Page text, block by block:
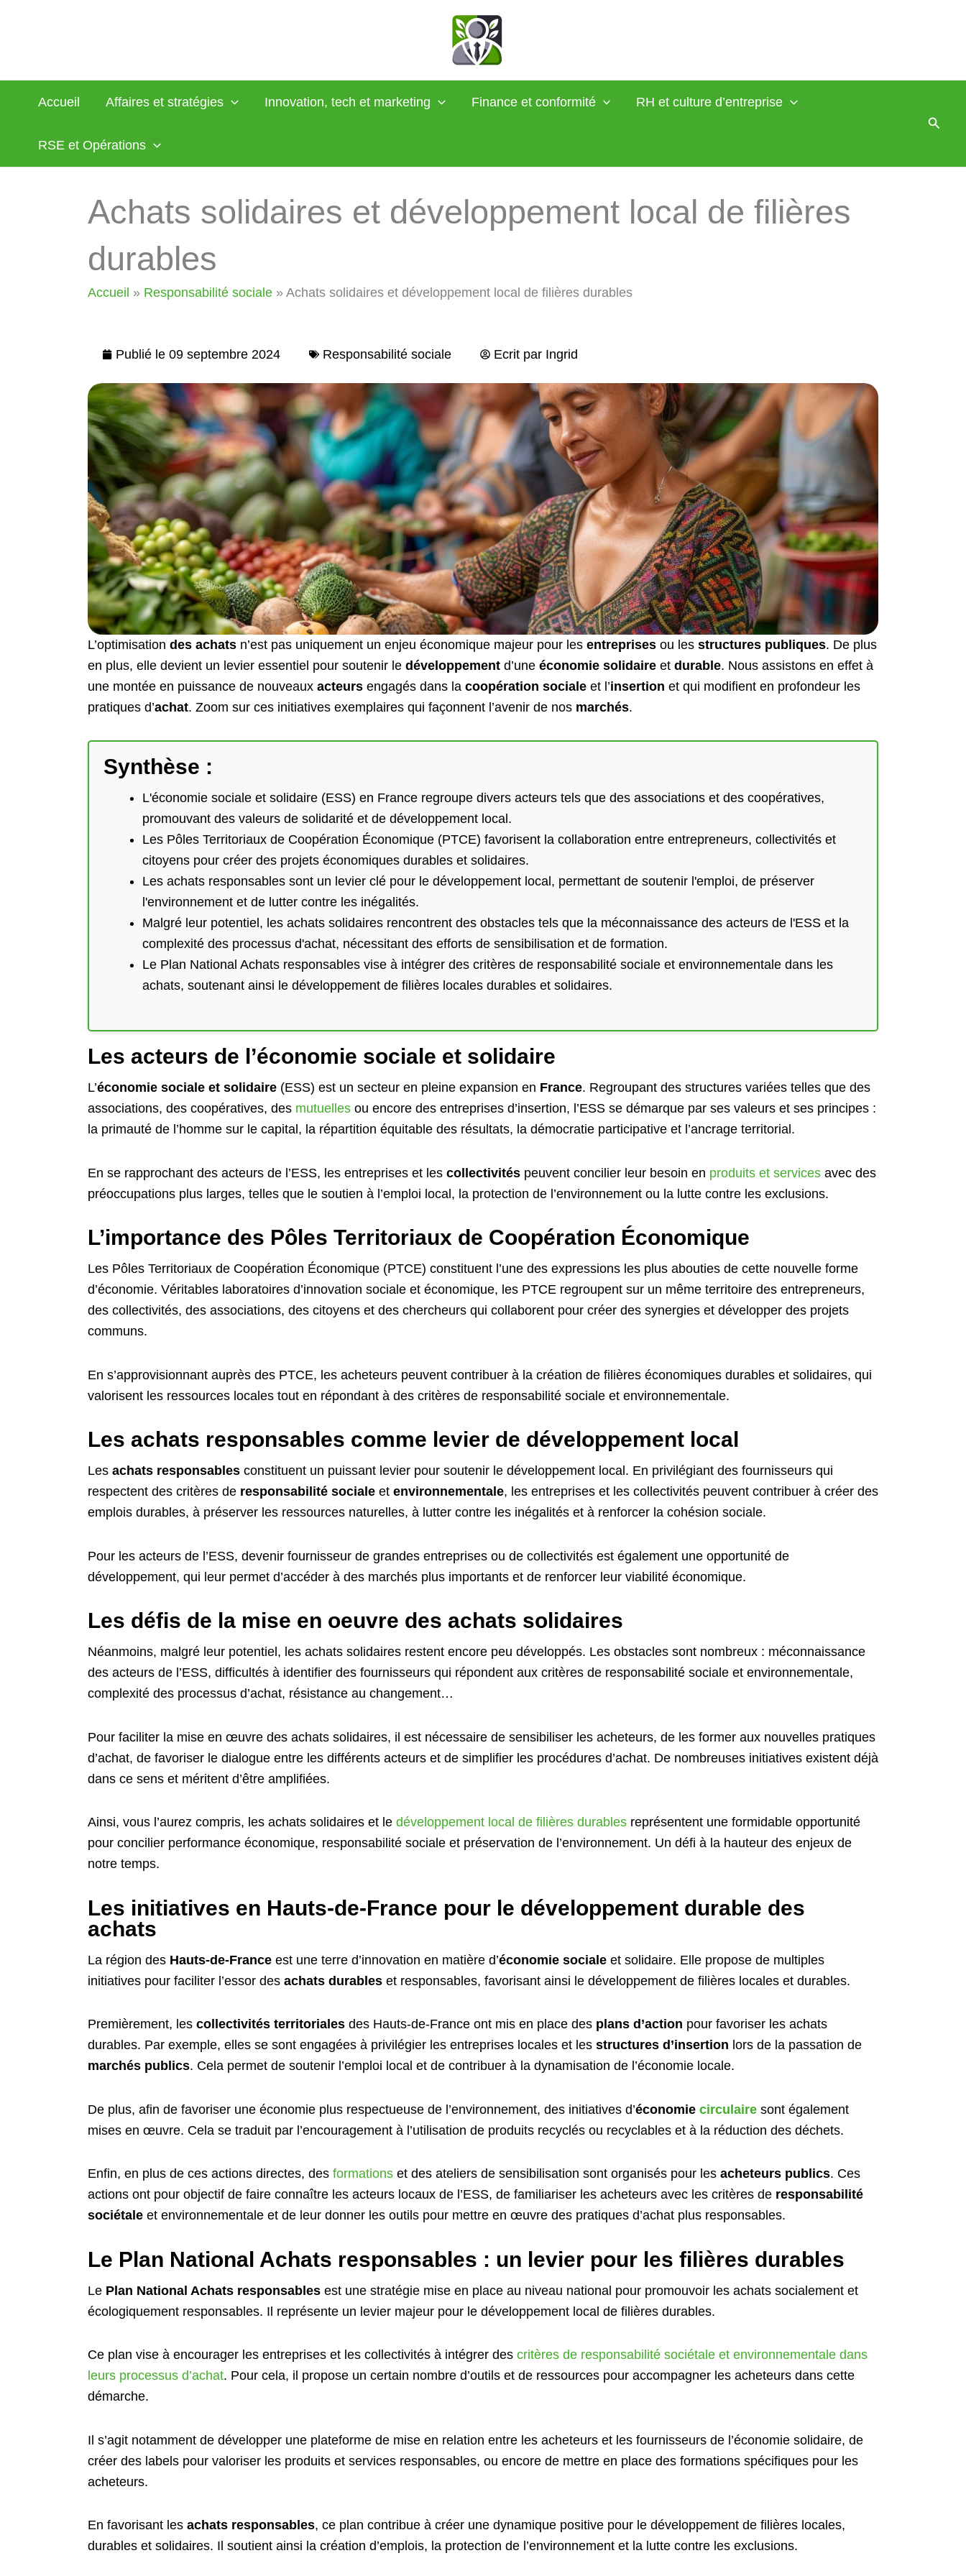
Accueil Affaires et stratégies Innovation, tech et marketing Finance et conformité RH et culture d’entreprise
RSE et Opérations
Achats solidaires et développement local de filières
durables
Accueil » Responsabilité sociale » Achats solidaires et développement local de filières durables
Publié le 09 septembre 2024 Responsabilité sociale Ecrit par Ingrid
L’optimisation des achats n’est pas uniquement un enjeu économique majeur pour les entreprises ou les structures publiques. De plus
en plus, elle devient un levier essentiel pour soutenir le développement d’une économie solidaire et durable. Nous assistons en effet à
une montée en puissance de nouveaux acteurs engagés dans la coopération sociale et l’insertion et qui modifient en profondeur les
pratiques d’achat. Zoom sur ces initiatives exemplaires qui façonnent l’avenir de nos marchés.
Synthèse :
L'économie sociale et solidaire (ESS) en France regroupe divers acteurs tels que des associations et des coopératives,
promouvant des valeurs de solidarité et de développement local.
Les Pôles Territoriaux de Coopération Économique (PTCE) favorisent la collaboration entre entrepreneurs, collectivités et
citoyens pour créer des projets économiques durables et solidaires.
Les achats responsables sont un levier clé pour le développement local, permettant de soutenir l'emploi, de préserver
l'environnement et de lutter contre les inégalités.
Malgré leur potentiel, les achats solidaires rencontrent des obstacles tels que la méconnaissance des acteurs de l'ESS et la
complexité des processus d'achat, nécessitant des efforts de sensibilisation et de formation.
Le Plan National Achats responsables vise à intégrer des critères de responsabilité sociale et environnementale dans les
achats, soutenant ainsi le développement de filières locales durables et solidaires.
Les acteurs de l’économie sociale et solidaire
L’économie sociale et solidaire (ESS) est un secteur en pleine expansion en France. Regroupant des structures variées telles que des
associations, des coopératives, des mutuelles ou encore des entreprises d’insertion, l’ESS se démarque par ses valeurs et ses principes :
la primauté de l’homme sur le capital, la répartition équitable des résultats, la démocratie participative et l’ancrage territorial.
En se rapprochant des acteurs de l’ESS, les entreprises et les collectivités peuvent concilier leur besoin en produits et services avec des
préoccupations plus larges, telles que le soutien à l’emploi local, la protection de l’environnement ou la lutte contre les exclusions.
L’importance des Pôles Territoriaux de Coopération Économique
Les Pôles Territoriaux de Coopération Économique (PTCE) constituent l’une des expressions les plus abouties de cette nouvelle forme
d’économie. Véritables laboratoires d’innovation sociale et économique, les PTCE regroupent sur un même territoire des entrepreneurs,
des collectivités, des associations, des citoyens et des chercheurs qui collaborent pour créer des synergies et développer des projets
communs.
En s’approvisionnant auprès des PTCE, les acheteurs peuvent contribuer à la création de filières économiques durables et solidaires, qui
valorisent les ressources locales tout en répondant à des critères de responsabilité sociale et environnementale.
Les achats responsables comme levier de développement local
Les achats responsables constituent un puissant levier pour soutenir le développement local. En privilégiant des fournisseurs qui
respectent des critères de responsabilité sociale et environnementale, les entreprises et les collectivités peuvent contribuer à créer des
emplois durables, à préserver les ressources naturelles, à lutter contre les inégalités et à renforcer la cohésion sociale.
Pour les acteurs de l’ESS, devenir fournisseur de grandes entreprises ou de collectivités est également une opportunité de
développement, qui leur permet d’accéder à des marchés plus importants et de renforcer leur viabilité économique.
Les défis de la mise en oeuvre des achats solidaires
Néanmoins, malgré leur potentiel, les achats solidaires restent encore peu développés. Les obstacles sont nombreux : méconnaissance
des acteurs de l’ESS, difficultés à identifier des fournisseurs qui répondent aux critères de responsabilité sociale et environnementale,
complexité des processus d’achat, résistance au changement…
Pour faciliter la mise en œuvre des achats solidaires, il est nécessaire de sensibiliser les acheteurs, de les former aux nouvelles pratiques
d’achat, de favoriser le dialogue entre les différents acteurs et de simplifier les procédures d’achat. De nombreuses initiatives existent déjà
dans ce sens et méritent d’être amplifiées.
Ainsi, vous l’aurez compris, les achats solidaires et le développement local de filières durables représentent une formidable opportunité
pour concilier performance économique, responsabilité sociale et préservation de l’environnement. Un défi à la hauteur des enjeux de
notre temps.
Les initiatives en Hauts-de-France pour le développement durable des
achats
La région des Hauts-de-France est une terre d’innovation en matière d’économie sociale et solidaire. Elle propose de multiples
initiatives pour faciliter l’essor des achats durables et responsables, favorisant ainsi le développement de filières locales et durables.
Premièrement, les collectivités territoriales des Hauts-de-France ont mis en place des plans d’action pour favoriser les achats
durables. Par exemple, elles se sont engagées à privilégier les entreprises locales et les structures d’insertion lors de la passation de
marchés publics. Cela permet de soutenir l’emploi local et de contribuer à la dynamisation de l’économie locale.
De plus, afin de favoriser une économie plus respectueuse de l’environnement, des initiatives d’économie circulaire sont également
mises en œuvre. Cela se traduit par l’encouragement à l’utilisation de produits recyclés ou recyclables et à la réduction des déchets.
Enfin, en plus de ces actions directes, des formations et des ateliers de sensibilisation sont organisés pour les acheteurs publics. Ces
actions ont pour objectif de faire connaître les acteurs locaux de l’ESS, de familiariser les acheteurs avec les critères de responsabilité
sociétale et environnementale et de leur donner les outils pour mettre en œuvre des pratiques d’achat plus responsables.
Le Plan National Achats responsables : un levier pour les filières durables
Le Plan National Achats responsables est une stratégie mise en place au niveau national pour promouvoir les achats socialement et
écologiquement responsables. Il représente un levier majeur pour le développement local de filières durables.
Ce plan vise à encourager les entreprises et les collectivités à intégrer des critères de responsabilité sociétale et environnementale dans
leurs processus d’achat. Pour cela, il propose un certain nombre d’outils et de ressources pour accompagner les acheteurs dans cette
démarche.
Il s’agit notamment de développer une plateforme de mise en relation entre les acheteurs et les fournisseurs de l’économie solidaire, de
créer des labels pour valoriser les produits et services responsables, ou encore de mettre en place des formations spécifiques pour les
acheteurs.
En favorisant les achats responsables, ce plan contribue à créer une dynamique positive pour le développement de filières locales,
durables et solidaires. Il soutient ainsi la création d’emplois, la protection de l’environnement et la lutte contre les exclusions.